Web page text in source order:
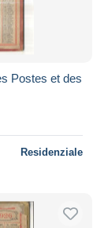
Postes et des
Residenziale